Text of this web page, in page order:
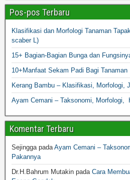
Pos-pos Terbaru
Klasifikasi dan Morfologi Tanaman
scaber L)
15+ Bagian-Bagian Bunga dan
10+Manfaat Sekam Padi Bagi Tanaman
Kerang Bambu – Klasifikasi, Morfologi,
Ayam Cemani – Taksonomi, Morfologi,
Komentar Terbaru
SejinggapadaAyam Cemani –
Pakannya
Dr.H.Bahrum Mutakin pada Cara